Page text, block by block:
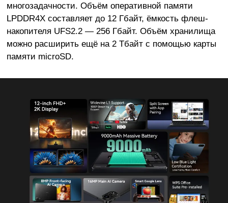
многозадачности. Объём оперативной памяти
LPDDR4X составляет до 12 Гбайт, ёмкость флеш-
накопителя UFS2.2 — 256 Гбайт. Объём хранилища
можно расширить ещё на 2 Тбайт с помощью карты
памяти microSD.